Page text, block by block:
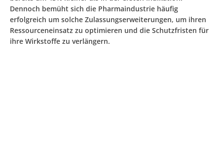
Dennoch bemüht sich die Pharmaindustrie häufig
erfolgreich um solche Zulassungserweiterungen, um ihren
Ressourceneinsatz zu optimieren und die Schutzfristen für
ihre Wirkstoffe zu verlängern.